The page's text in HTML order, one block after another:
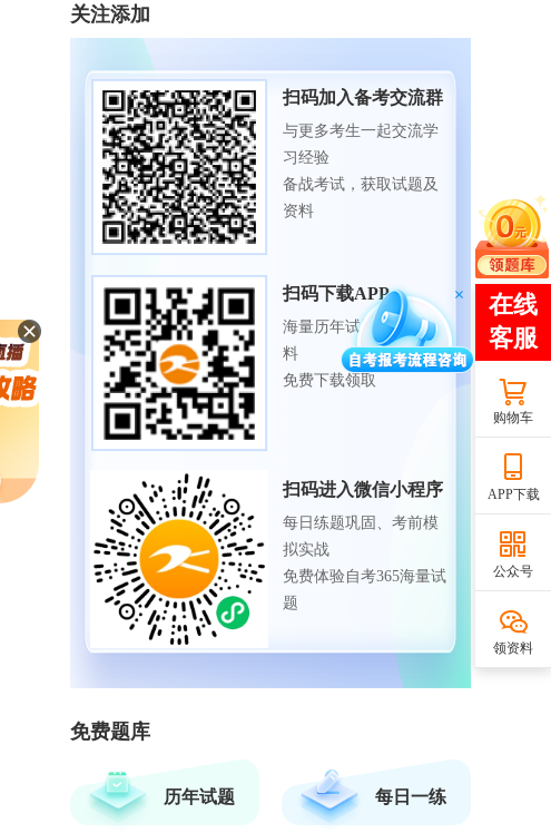
关注添加
扫码加入备考交流群
与更多考生一起交流学
习经验
备战考试，获取试题及
资料
扫码下载APP
海量历年试题、备考资
料
免费下载领取
扫码进入微信小程序
每日练题巩固、考前模
拟实战
免费体验自考365海量试
题
免费题库
历年试题 每日一练
购物车
APP下载
公众号
领资料